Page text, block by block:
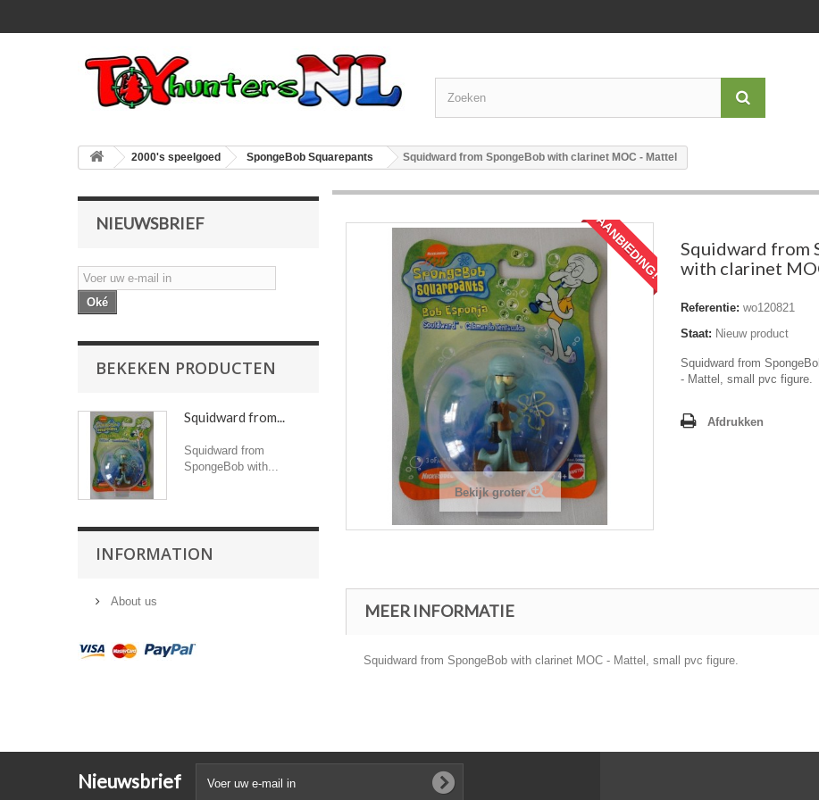
2000's speelgoed SpongeBob Squarepants Squidward from SpongeBob with clarinet MOC - Mattel
NIEUWSBRIEF
Oké
BEKEKEN PRODUCTEN
Squidward from...
Squidward from
SpongeBob with...
INFORMATION
About us
AANBIEDING!
Bekijk groter
Squidward from
with clarinet
Referentie: wo120821
Staat: Nieuw product
Squidward from
- Mattel, small pvc figure.
Afdrukken
MEER INFORMATIE
Squidward from SpongeBob with clarinet MOC - Mattel, small pvc figure.
Nieuwsbrief